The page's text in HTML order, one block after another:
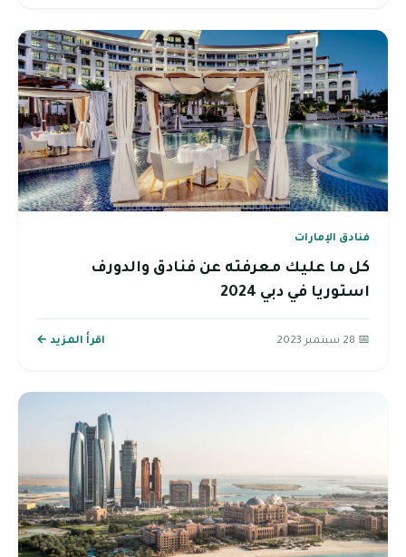
فنادق الإمارات
كل ما عليك معرفته عن فنادق والدورف
استوريا في دبي 2024
📅 28 سبتمبر 2023 اقرأ المزيد ←